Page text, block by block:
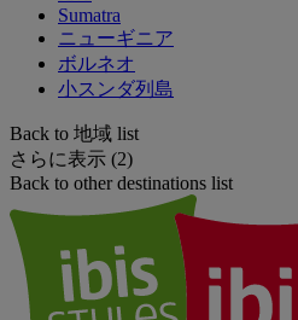
Sumatra
ニューギニア
ボルネオ
小スンダ列島
Back to 地域 list
さらに表示 (2)
Back to other destinations list